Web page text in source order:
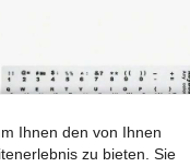
Ihnen den von Ihnen
zu bieten. Sie